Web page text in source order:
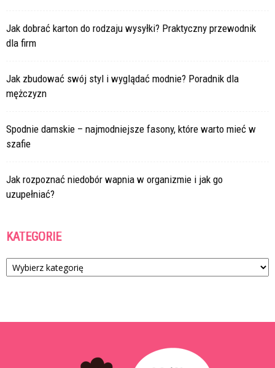
Jak dobrać karton do rodzaju wysyłki? Praktyczny przewodnik
dla firm
Jak zbudować swój styl i wyglądać modnie? Poradnik dla
mężczyzn
Spodnie damskie – najmodniejsze fasony, które warto mieć w
szafie
Jak rozpoznać niedobór wapnia w organizmie i jak go
uzupełniać?
KATEGORIE
Kategorie